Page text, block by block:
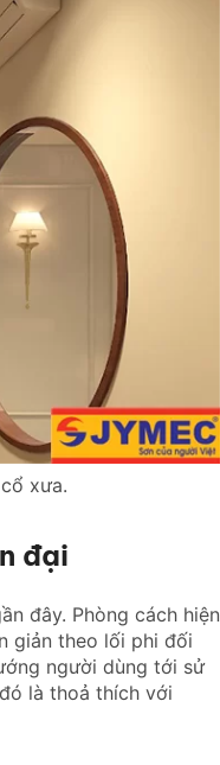
xưa.
đại
đây. Phòng cách hiện
giản theo lối phi đối
người dùng tới sử
là thoả thích với